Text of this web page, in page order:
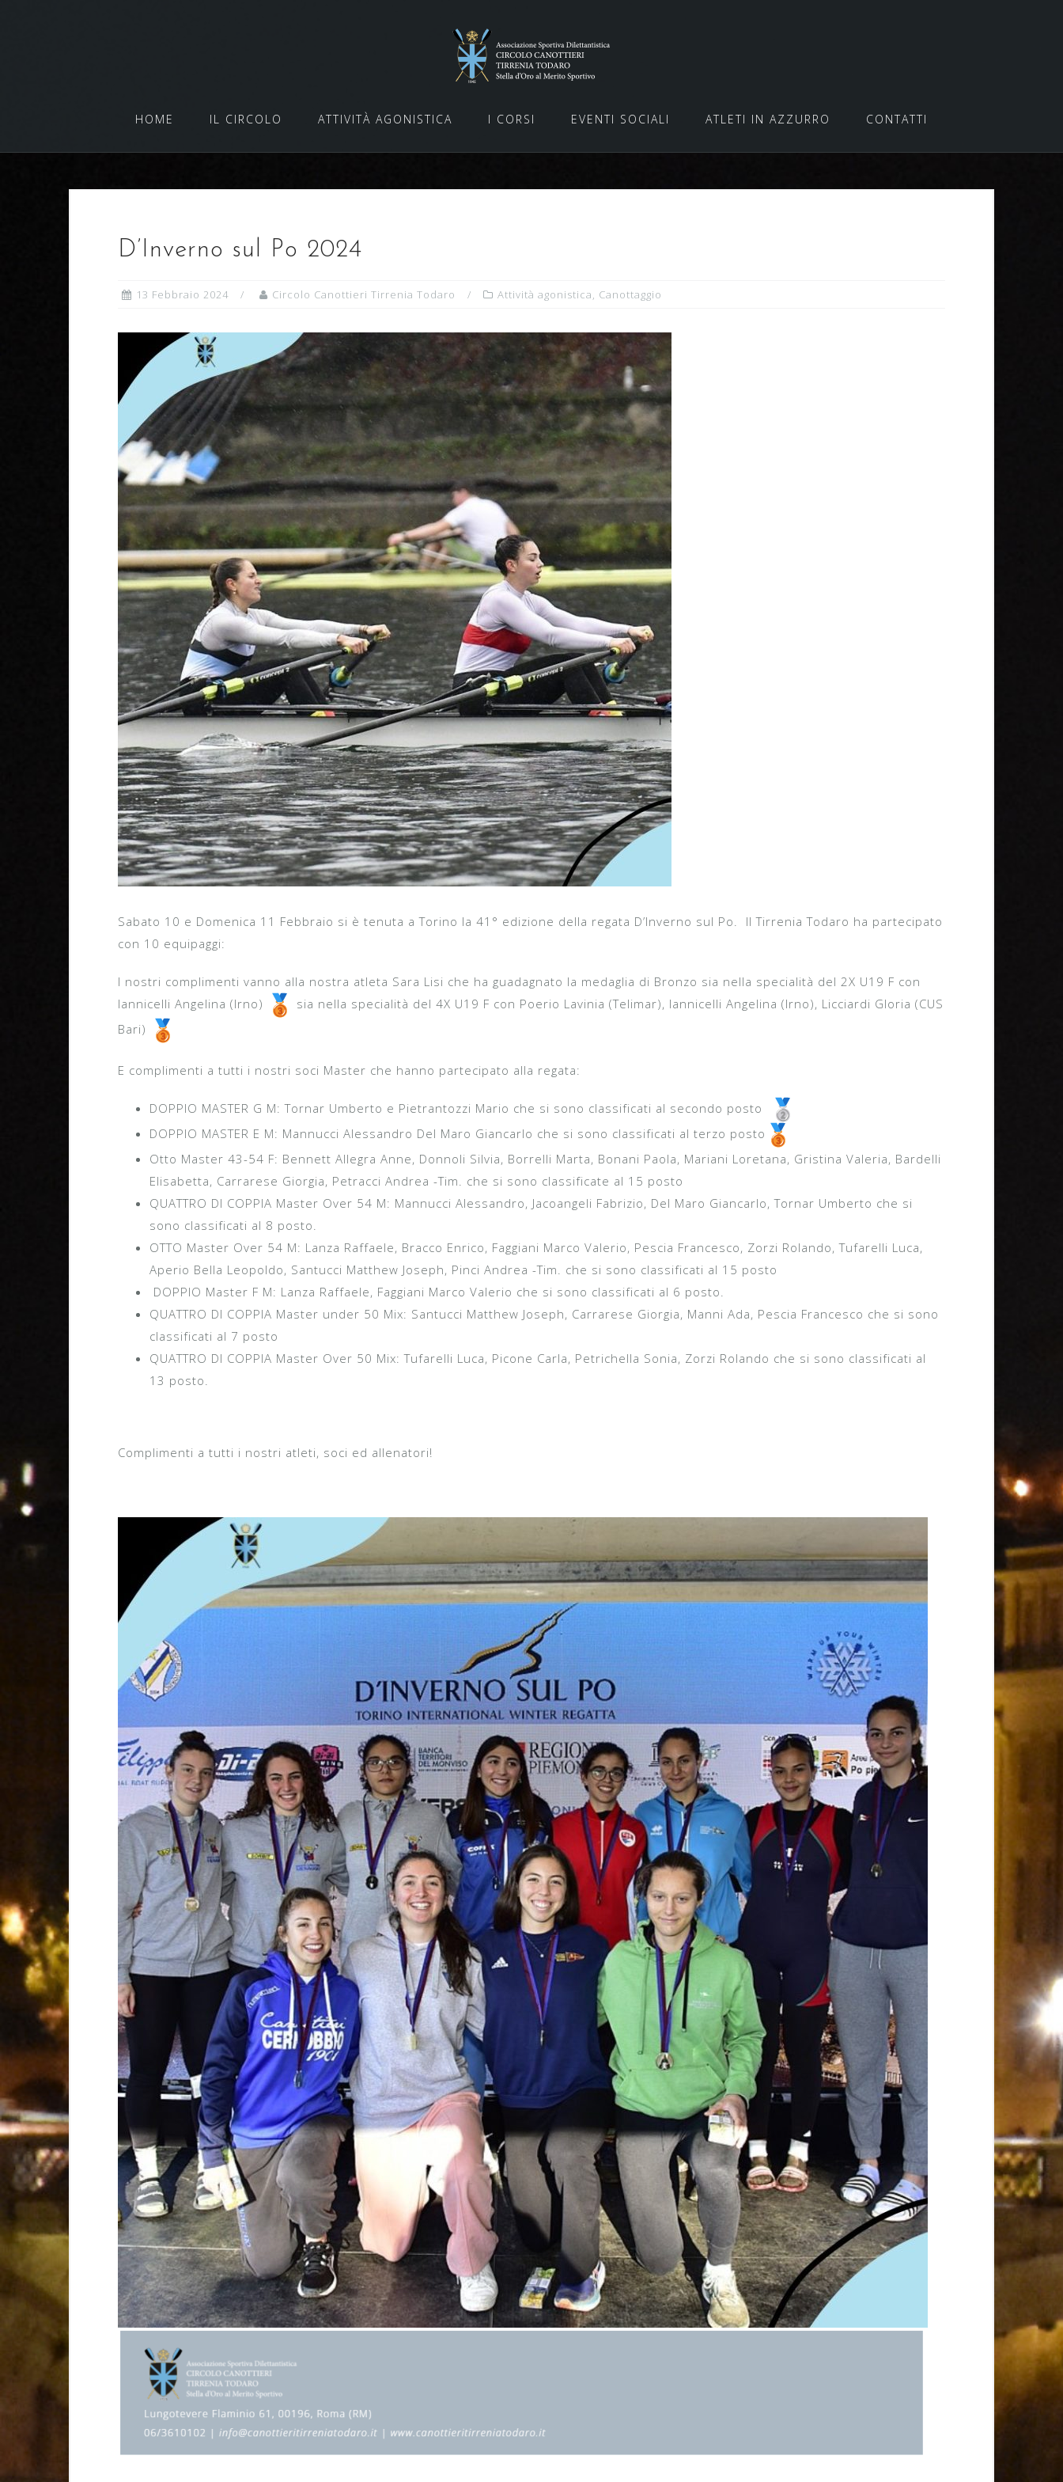
HOME IL CIRCOLO ATTIVITÀ AGONISTICA I CORSI EVENTI SOCIALI ATLETI IN AZZURRO CONTATTI
D’Inverno sul Po 2024
13 Febbraio 2024 Circolo Canottieri Tirrenia Todaro Attività agonistica, Canottaggio
Sabato 10 e Domenica 11 Febbraio si è tenuta a Torino la 41° edizione della regata D’Inverno sul Po. Il Tirrenia Todaro ha partecipato
con 10 equipaggi:
I nostri complimenti vanno alla nostra atleta Sara Lisi che ha guadagnato la medaglia di Bronzo sia nella specialità del 2X U19 F con
Iannicelli Angelina (Irno)
sia nella specialità del 4X U19 F con Poerio Lavinia (Telimar), Iannicelli Angelina (Irno), Licciardi Gloria (CUS
Bari)
E complimenti a tutti i nostri soci Master che hanno partecipato alla regata:
DOPPIO MASTER G M: Tornar Umberto e Pietrantozzi Mario che si sono classificati al secondo posto
DOPPIO MASTER E M: Mannucci Alessandro Del Maro Giancarlo che si sono classificati al terzo posto
Otto Master 43-54 F: Bennett Allegra Anne, Donnoli Silvia, Borrelli Marta, Bonani Paola, Mariani Loretana, Gristina Valeria, Bardelli
Elisabetta, Carrarese Giorgia, Petracci Andrea -Tim. che si sono classificate al 15 posto
QUATTRO DI COPPIA Master Over 54 M: Mannucci Alessandro, Jacoangeli Fabrizio, Del Maro Giancarlo, Tornar Umberto che si
sono classificati al 8 posto.
OTTO Master Over 54 M: Lanza Raffaele, Bracco Enrico, Faggiani Marco Valerio, Pescia Francesco, Zorzi Rolando, Tufarelli Luca,
Aperio Bella Leopoldo, Santucci Matthew Joseph, Pinci Andrea -Tim. che si sono classificati al 15 posto
DOPPIO Master F M: Lanza Raffaele, Faggiani Marco Valerio che si sono classificati al 6 posto.
QUATTRO DI COPPIA Master under 50 Mix: Santucci Matthew Joseph, Carrarese Giorgia, Manni Ada, Pescia Francesco che si sono
classificati al 7 posto
QUATTRO DI COPPIA Master Over 50 Mix: Tufarelli Luca, Picone Carla, Petrichella Sonia, Zorzi Rolando che si sono classificati al
13 posto.
Complimenti a tutti i nostri atleti, soci ed allenatori!